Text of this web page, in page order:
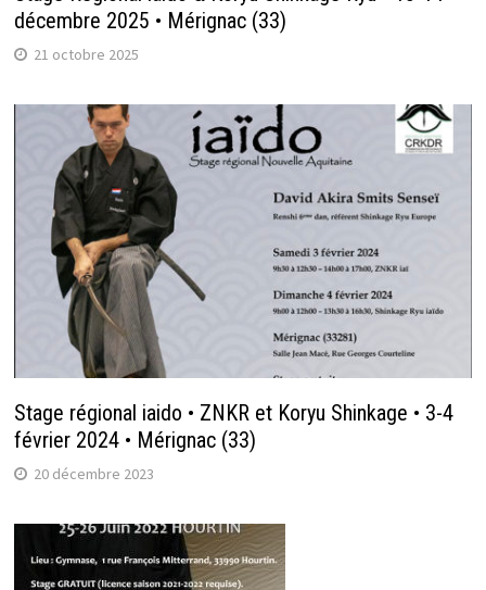
décembre 2025 • Mérignac (33)
21 octobre 2025
Stage régional iaido • ZNKR et Koryu Shinkage • 3-4
février 2024 • Mérignac (33)
20 décembre 2023